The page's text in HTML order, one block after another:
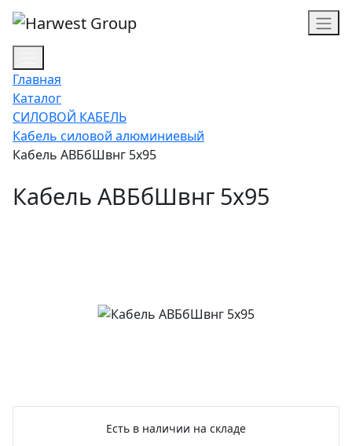
Главная
Каталог
СИЛОВОЙ КАБЕЛЬ
Кабель силовой алюминиевый
Кабель АВБбШвнг 5х95
Кабель АВБбШвнг 5х95
Есть в наличии на складе